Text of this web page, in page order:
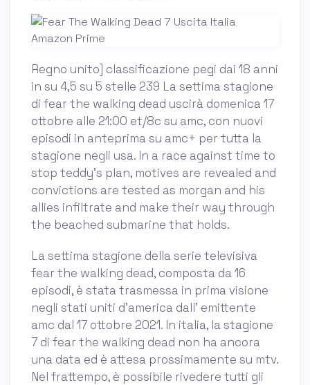
Regno unito] classificazione pegi dai 18 anni
in su 4,5 su 5 stelle 239 La settima stagione
di fear the walking dead uscirà domenica 17
ottobre alle 21:00 et/8c su amc, con nuovi
episodi in anteprima su amc+ per tutta la
stagione negli usa. In a race against time to
stop teddy's plan, motives are revealed and
convictions are tested as morgan and his
allies infiltrate and make their way through
the beached submarine that holds.
La settima stagione della serie televisiva
fear the walking dead, composta da 16
episodi, è stata trasmessa in prima visione
negli stati uniti d'america dall' emittente
amc dal 17 ottobre 2021. In italia, la stagione
7 di fear the walking dead non ha ancora
una data ed è attesa prossimamente su mtv.
Nel frattempo, è possibile rivedere tutti gli